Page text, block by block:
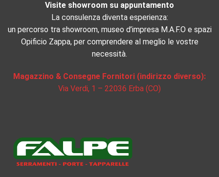
Visite showroom su appuntamento
La consulenza diventa esperienza:
un percorso tra showroom, museo d’impresa M.A.F.O e spazi
Opificio Zappa, per comprendere al meglio le vostre
necessità.
Magazzino & Consegne Fornitori (indirizzo diverso):
Via Verdi, 1 – 22036 Erba (CO)